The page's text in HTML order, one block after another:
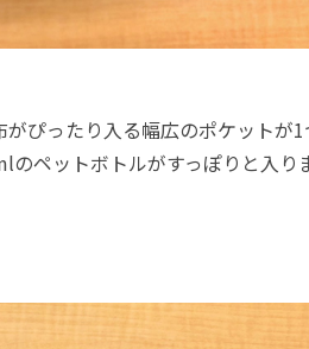
ぴったり入る幅広のポケットが1
ペットボトルがすっぽりと入り